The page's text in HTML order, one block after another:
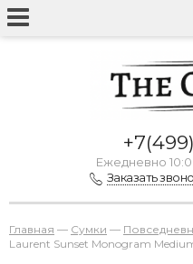
Ежедневно
Заказать
Главная — Сумки —
Laurent Sunset Monogram